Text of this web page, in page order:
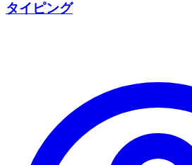
タイピング